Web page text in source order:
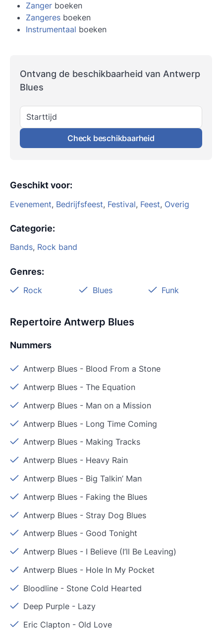
Zanger boeken
Zangeres boeken
Instrumentaal boeken
Ontvang de beschikbaarheid van Antwerp
Blues
Starttijd
Check beschikbaarheid
Geschikt voor:
Evenement, Bedrijfsfeest, Festival, Feest, Overig
Categorie:
Bands, Rock band
Genres:
Rock Blues Funk
Repertoire Antwerp Blues
Nummers
Antwerp Blues - Blood From a Stone
Antwerp Blues -The Equation
Antwerp Blues - Man on a Mission
Antwerp Blues - Long Time Coming
Antwerp Blues - Making Tracks
Antwerp Blues - Heavy Rain
Antwerp Blues - Big Talkin’ Man
Antwerp Blues - Faking the Blues
Antwerp Blues - Stray Dog Blues
Antwerp Blues - Good Tonight
Antwerp Blues - I Believe (I’ll Be Leaving)
Antwerp Blues - Hole In My Pocket
Bloodline - Stone Cold Hearted
Deep Purple - Lazy
Eric Clapton - Old Love